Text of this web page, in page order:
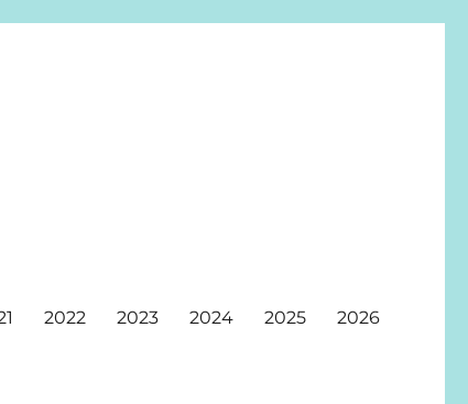
2022 2023 2024 2025 2026